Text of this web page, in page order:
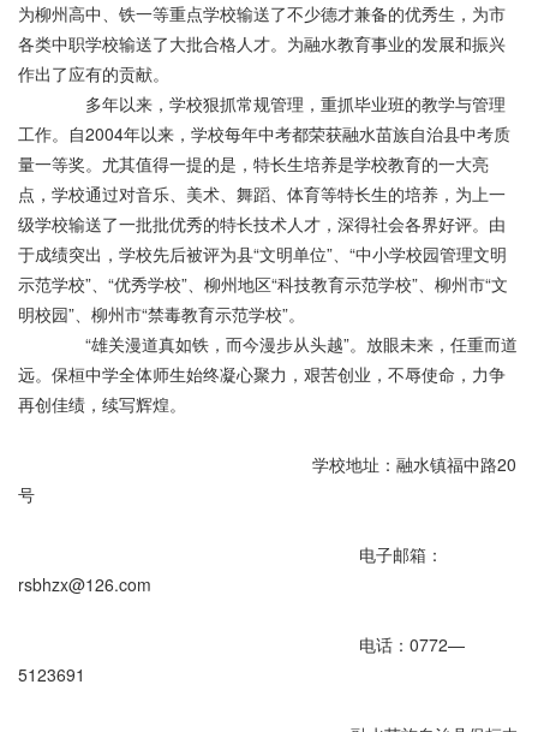
为柳州高中、铁一等重点学校输送了不少德才兼备的优秀生，为市
各类中职学校输送了大批合格人才。为融水教育事业的发展和振兴
作出了应有的贡献。
多年以来，学校狠抓常规管理，重抓毕业班的教学与管理
工作。自2004年以来，学校每年中考都荣获融水苗族自治县中考质
量一等奖。尤其值得一提的是，特长生培养是学校教育的一大亮
点，学校通过对音乐、美术、舞蹈、体育等特长生的培养，为上一
级学校输送了一批批优秀的特长技术人才，深得社会各界好评。由
于成绩突出，学校先后被评为县“文明单位”、“中小学校园管理文明
示范学校”、“优秀学校”、柳州地区“科技教育示范学校”、柳州市“文
明校园”、柳州市“禁毒教育示范学校”。
“雄关漫道真如铁，而今漫步从头越”。放眼未来，任重而道
远。保桓中学全体师生始终凝心聚力，艰苦创业，不辱使命，力争
再创佳绩，续写辉煌。
学校地址：融水镇福中路20
号
电子邮箱：
rsbhzx@126.com
电话：0772—
5123691